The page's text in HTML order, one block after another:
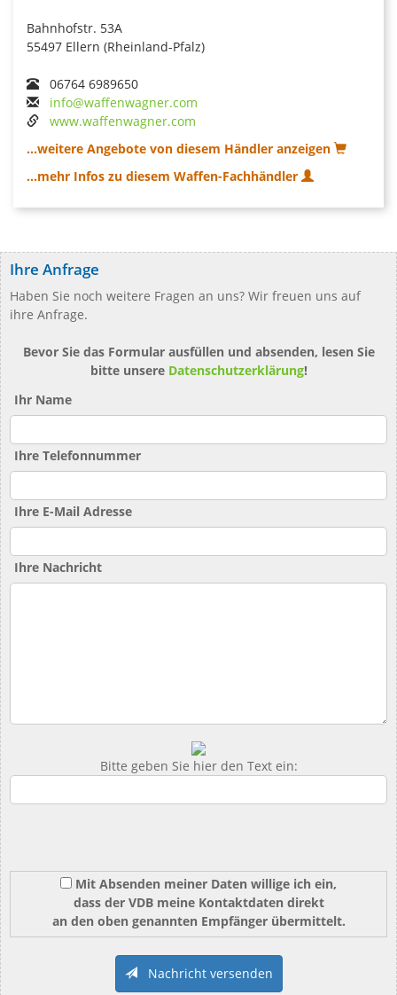
Bahnhofstr. 53A
55497 Ellern (Rheinland-Pfalz)
06764 6989650
info@waffenwagner.com
www.waffenwagner.com
...weitere Angebote von diesem Händler anzeigen
...mehr Infos zu diesem Waffen-Fachhändler
Ihre Anfrage
Haben Sie noch weitere Fragen an uns? Wir freuen uns auf
ihre Anfrage.
Bevor Sie das Formular ausfüllen und absenden, lesen Sie
bitte unsere Datenschutzerklärung!
Ihr Name
Ihre Telefonnummer
Ihre E-Mail Adresse
Ihre Nachricht
Bitte geben Sie hier den Text ein:
Mit Absenden meiner Daten willige ich ein,
dass der VDB meine Kontaktdaten direkt
an den oben genannten Empfänger übermittelt.
Nachricht versenden